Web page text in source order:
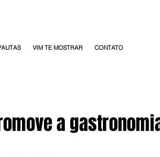
VIM TE MOSTRAR CONTATO
a